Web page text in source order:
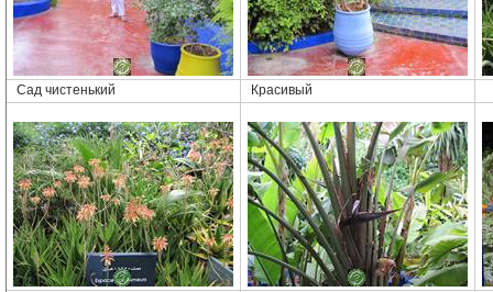
Сад чистенький Красивый